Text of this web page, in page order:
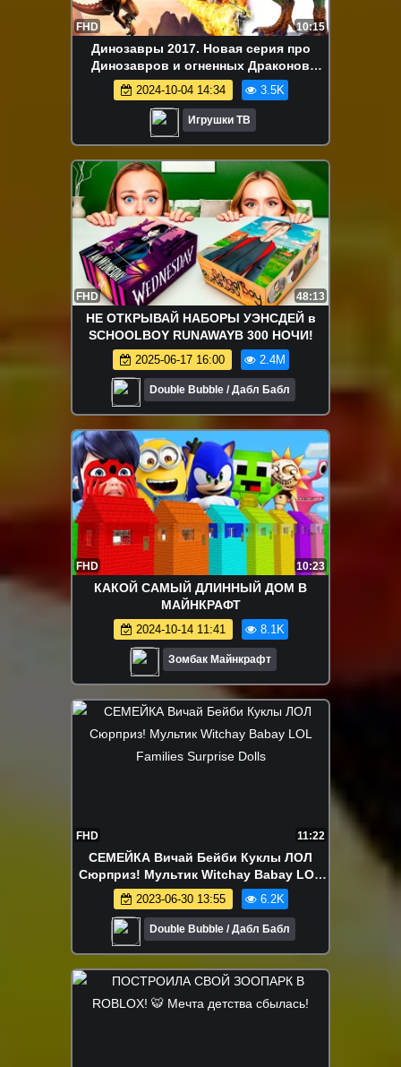
FHD 10:15
Динозавры 2017. Новая серия про
Динозавров и огненных Драконов
Динозавры мультфильм на русском
языке
2024-10-04 14:34 3.5K
Игрушки ТВ
FHD 48:13
НЕ ОТКРЫВАЙ НАБОРЫ УЭНСДЕЙ в
SCHOOLBOY RUNAWAYВ 300 НОЧИ!
2025-06-17 16:00 2.4M
Double Bubble / Дабл Бабл
FHD 10:23
КАКОЙ САМЫЙ ДЛИННЫЙ ДОМ В
МАЙНКРАФТ
2024-10-14 11:41 8.1K
Зомбак Майнкрафт
FHD 11:22
СЕМЕЙКА Вичай Бейби Куклы ЛОЛ
Сюрприз! Мультик Witchay Babay LOL
Families Surprise Dolls
2023-06-30 13:55 6.2K
Double Bubble / Дабл Бабл